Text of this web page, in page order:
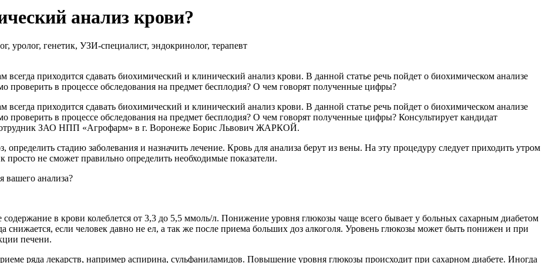
анализ крови?
генетик, УЗИ-специалист, эндокринолог, терапевт
приходится сдавать биохимический и клинический анализ крови. В данной статье речь пойдет о биохимическом анализе
проверить в процессе обследования на предмет бесплодия? О чем говорят полученные цифры?
приходится сдавать биохимический и клинический анализ крови. В данной статье речь пойдет о биохимическом анализе
проверить в процессе обследования на предмет бесплодия? О чем говорят полученные цифры? Консультирует кандидат
ЗАО НПП «Агрофарм» в г. Воронеже Борис Львович ЖАРКОЙ.
стадию заболевания и назначить лечение. Кровь для анализа берут из вены. На эту процедуру следует приходить утром
не сможет правильно определить необходимые показатели.
вашего анализа?
в крови колеблется от 3,3 до 5,5 ммоль/л. Понижение уровня глюкозы чаще всего бывает у больных сахарным диабетом
снижается, если человек давно не ел, а так же после приема больших доз алкоголя. Уровень глюкозы может быть понижен и при
печени.
ряда лекарств, например аспирина, сульфаниламидов. Повышение уровня глюкозы происходит при сахарном диабете. Иногда